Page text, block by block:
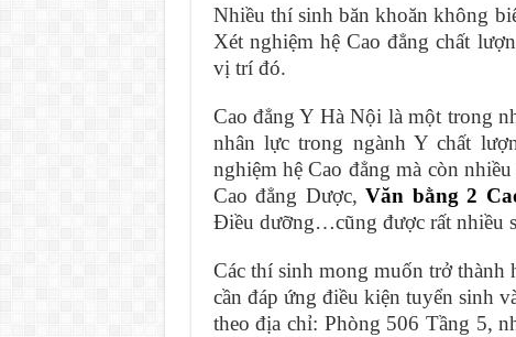
Nhiều thí sinh băn khoăn không
Xét nghiệm hệ Cao đẳng chất
vị trí đó.
Cao đẳng Y Hà Nội là một trong
nhân lực trong ngành Y chất
nghiệm hệ Cao đẳng mà còn
Cao đẳng Dược,Văn bằng 2
Điều dưỡng…cũng được rất nhiều
Các thí sinh mong muốn trở
cần đáp ứng điều kiện tuyển sinh
theo địa chỉ: Phòng 506 Tầng 5,